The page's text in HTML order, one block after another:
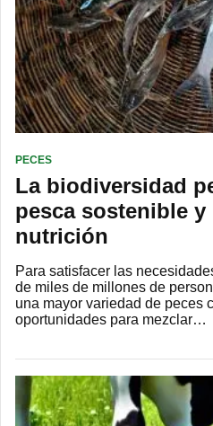
PECES
La biodiversidad
pesca sostenible y
nutrición
Para satisfacer las
de miles de millones de
una mayor variedad de peces
oportunidades para mezclar…